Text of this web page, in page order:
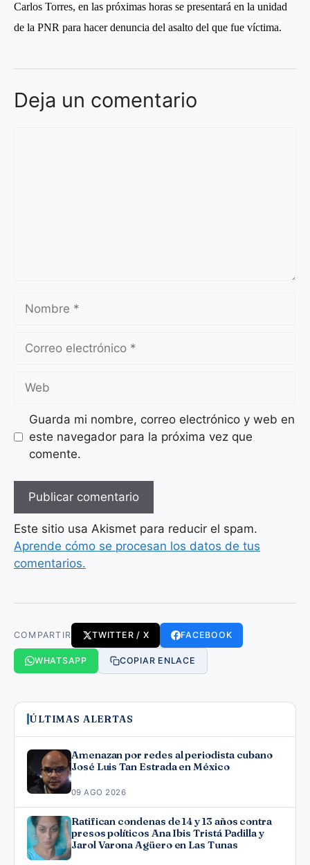
Carlos Torres, en las próximas horas se presentará en la unidad
de la PNR para hacer denuncia del asalto del que fue víctima.
Deja un comentario
Nombre
Correo
Web
Guarda mi nombre, correo electrónico y web en
este navegador para la próxima vez que
comente.
Este sitio usa Akismet para reducir el spam.
Aprende cómo se procesan los datos de tus
comentarios.
COMPARTIR TWITTER / X FACEBOOK
WHATSAPP COPIAR ENLACE
ÚLTIMAS ALERTAS
Amenazan por redes al periodista cubano
José Luis Tan Estrada en México
09 AGO 2026
Ratifican condenas de 14 y 13 años contra
presos políticos Ana Ibis Tristá Padilla y
Jarol Varona Agüero en Las Tunas